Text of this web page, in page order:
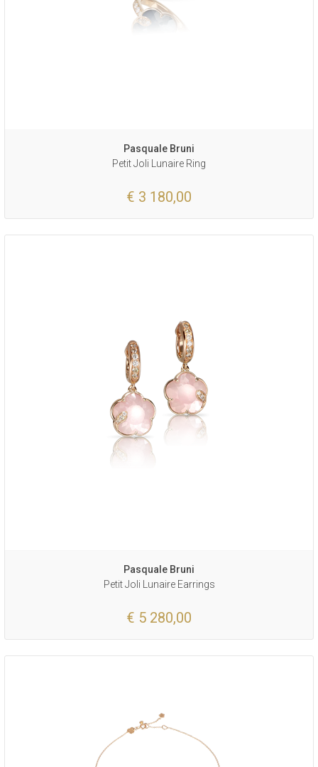
Pasquale Bruni
Petit Joli Lunaire Ring
€ 3 180,00
Pasquale Bruni
Petit Joli Lunaire Earrings
€ 5 280,00